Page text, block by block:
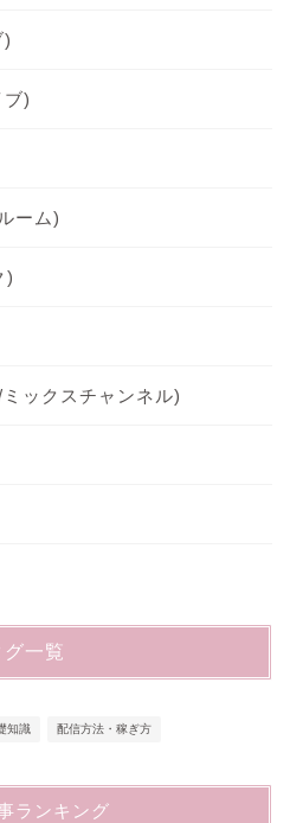
)
)
ーム)
)
ックスチャンネル)
グ一覧
知識 配信方法・稼ぎ方
ランキング